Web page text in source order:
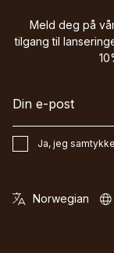
Meld deg på
tilgang til
Ja, jeg